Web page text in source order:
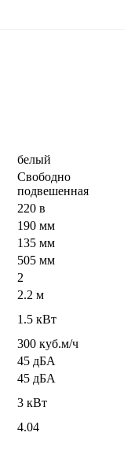
белый
Свободно
подвешенная
220 в
190 мм
135 мм
505 мм
2
2.2 м
1.5 кВт
300 куб.м/ч
45 дБА
45 дБА
3 кВт
4.04